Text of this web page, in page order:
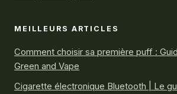
MEILLEURS ARTICLES
Comment choisir sa première puff :
Green and Vape
Cigarette électronique Bluetooth | Le